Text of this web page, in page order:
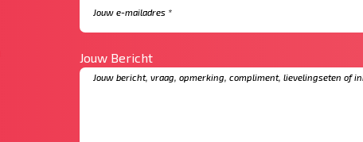
Jouw Bericht